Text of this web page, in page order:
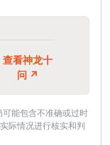
查看神龙十
问 ↗
能包含不准确或过时
际情况进行核实和判